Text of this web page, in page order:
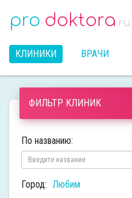
pro-doktora.ru
КЛИНИКИ ВРАЧИ
ФИЛЬТР КЛИНИК
По названию:
Город: Любим